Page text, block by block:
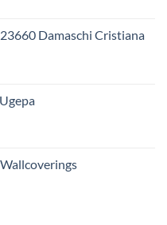
Damaschi Cristiana